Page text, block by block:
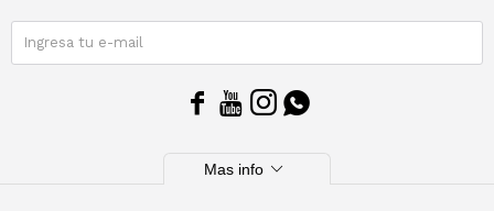
   
Mas info expand_more